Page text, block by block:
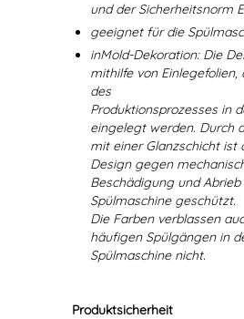
und der Sicherheitsnorm
geeignet für die
inMold-Dekoration: Die
mithilfe von Einlegefolien,
des
Produktionsprozesses in
eingelegt werden. Durch
mit einer Glanzschicht ist
Design gegen
Beschädigung und Abrieb
Spülmaschine geschützt.
Die Farben verblassen
häufigen Spülgängen in
Spülmaschine nicht.
Produktsicherheit